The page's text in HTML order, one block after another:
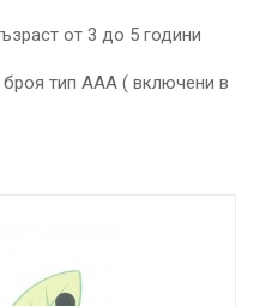
от 3 до 5 години
тип ААА ( включени в